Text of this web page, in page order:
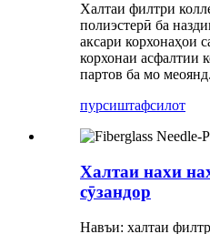
Халтаи филтри
полиэстерӣ ба
аксари корхонаҳои
корхонаи асфалтии
партов ба мо меоянд.
пурсиштафсилот
Халтаи нахи
сӯзандор
Навъи: халтаи